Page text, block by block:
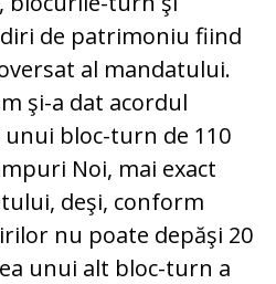
de patrimoniu fiind
al mandatului.
şi-a dat acordul
bloc-turn de 110
Noi, mai exact
deşi, conform
nu poate depăşi 20
unui alt bloc-turn a